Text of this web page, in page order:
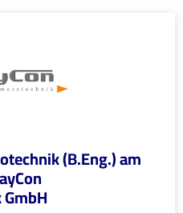
(B.Eng.) am